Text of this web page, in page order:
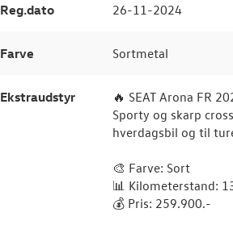
Reg.dato 26-11-2024
Farve Sortmetal
Ekstraudstyr
🔥 SEAT Arona FR
Sporty og skarp
hverdagsbil og til
🎨 Farve: Sort
📊 Kilometerstand:
💰 Pris: 259.900.-